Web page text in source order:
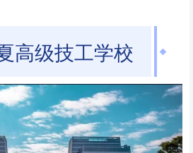
高级技工学校